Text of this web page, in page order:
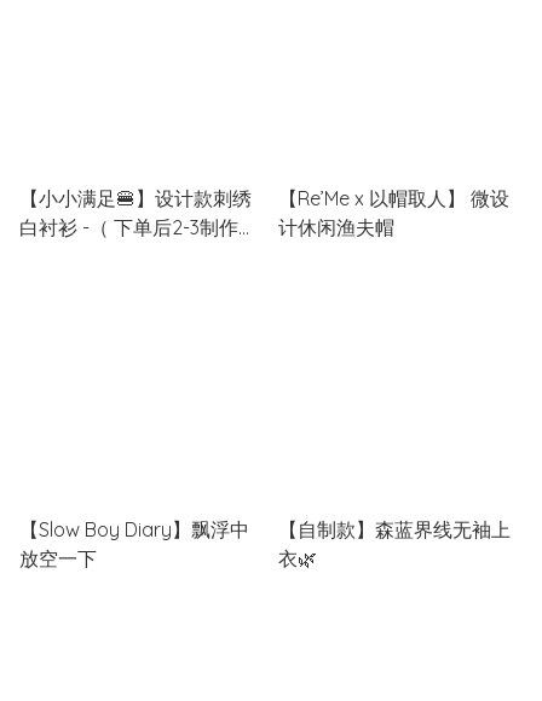
【小小满足🍔】设计款刺绣
白衬衫 -（ 下单后2-3制作
【Re’Me x 以帽取人】 微设
计休闲渔夫帽
【Slow Boy Diary】飘浮中
放空一下
【自制款】森蓝界线无袖上
衣🌿